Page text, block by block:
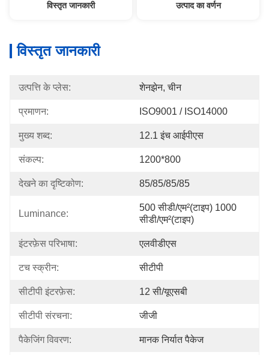
विस्तृत जानकारी उत्पाद का वर्णन
विस्तृत जानकारी
उत्पत्ति के प्लेस: शेनझेन, चीन
प्रमाणन: ISO9001 / ISO14000
मुख्य शब्द: 12.1 इंच आईपीएस
संकल्प: 1200*800
देखने का दृष्टिकोण: 85/85/85/85
Luminance:
500 सीडी/एम²(टाइप) 1000
सीडी/एम²(टाइप)
इंटरफ़ेस परिभाषा: एलवीडीएस
टच स्क्रीन: सीटीपी
सीटीपी इंटरफ़ेस: 12 सी/यूएसबी
सीटीपी संरचना: जीजी
पैकेजिंग विवरण: मानक निर्यात पैकेज